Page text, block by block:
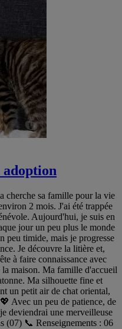
cherche sa famille pour la vie
2 mois. J'ai été trappée
Aujourd'hui, je suis en
jour un peu plus le monde
peu timide, mais je progresse
Je découvre la litière et,
à faire connaissance avec
la maison. Ma famille d'accueil
Ma silhouette fine et
un petit air de chat oriental,
Avec un peu de patience, de
deviendrai une merveilleuse
(07) 📞 Renseignements : 06